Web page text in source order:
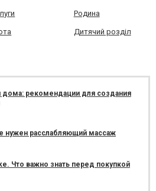
Родина
Дитячий розділ
дома: рекомендации для создания
нужен расслабляющий массаж
Что важно знать перед покупкой